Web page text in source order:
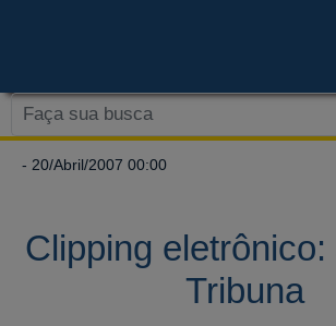
- 20/Abril/2007 00:00
Clipping eletrônico:
Tribuna